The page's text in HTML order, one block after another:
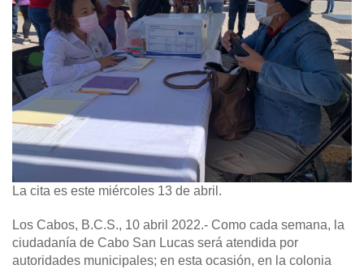
La cita es este miércoles 13 de abril.
Los Cabos, B.C.S., 10 abril 2022.- Como cada semana, la
ciudadanía de Cabo San Lucas será atendida por
autoridades municipales; en esta ocasión, en la colonia